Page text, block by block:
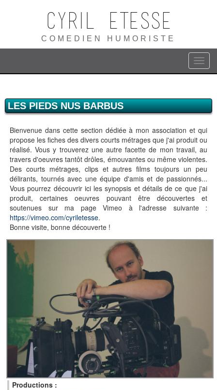
Cyril ETESSE
COMEDIEN HUMORISTE
LES PIEDS NUS BARBUS
Bienvenue dans cette section dédiée à mon association et qui
propose les fiches des divers courts métrages que j'ai produit ou
réalisé. Vous y trouverez une autre facette de mon travail, au
travers d'oeuvres tantôt drôles, émouvantes ou même violentes.
Des courts métrages, clips et autres films toujours un peu
délirants, tournés avec une équipe d'amis et de passionnés...
Vous pourrez découvrir ici les synopsis et détails de ce que j'ai
produit, certaines oeuvres pouvant être découvertes et
soutenues sur ma page Vimeo à l'adresse suivante :
https://vimeo.com/cyriletesse.
Bonne visite, bonne découverte !
Productions :